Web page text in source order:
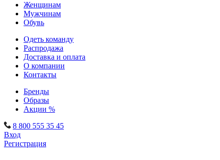
Женщинам
Мужчинам
Обувь
Одеть команду
Распродажа
Доставка и оплата
О компании
Контакты
Бренды
Образы
Акции %
8 800 555 35 45
Вход
Регистрация